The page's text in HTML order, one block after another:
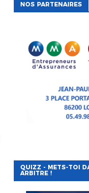
NOS PARTENAIRES
QUIZZ - METS-TOI
ARBITRE !